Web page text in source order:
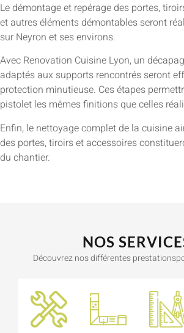
Le démontage et repérage des portes,
et autres éléments démontables seront
sur Neyron et ses environs.
Avec Renovation Cuisine Lyon, un
adaptés aux supports rencontrés seront
protection minutieuse. Ces étapes
pistolet les mêmes finitions que celles
Enfin, le nettoyage complet de la cuisine
des portes, tiroirs et accessoires
du chantier.
NOS
Découvrez nos différentes